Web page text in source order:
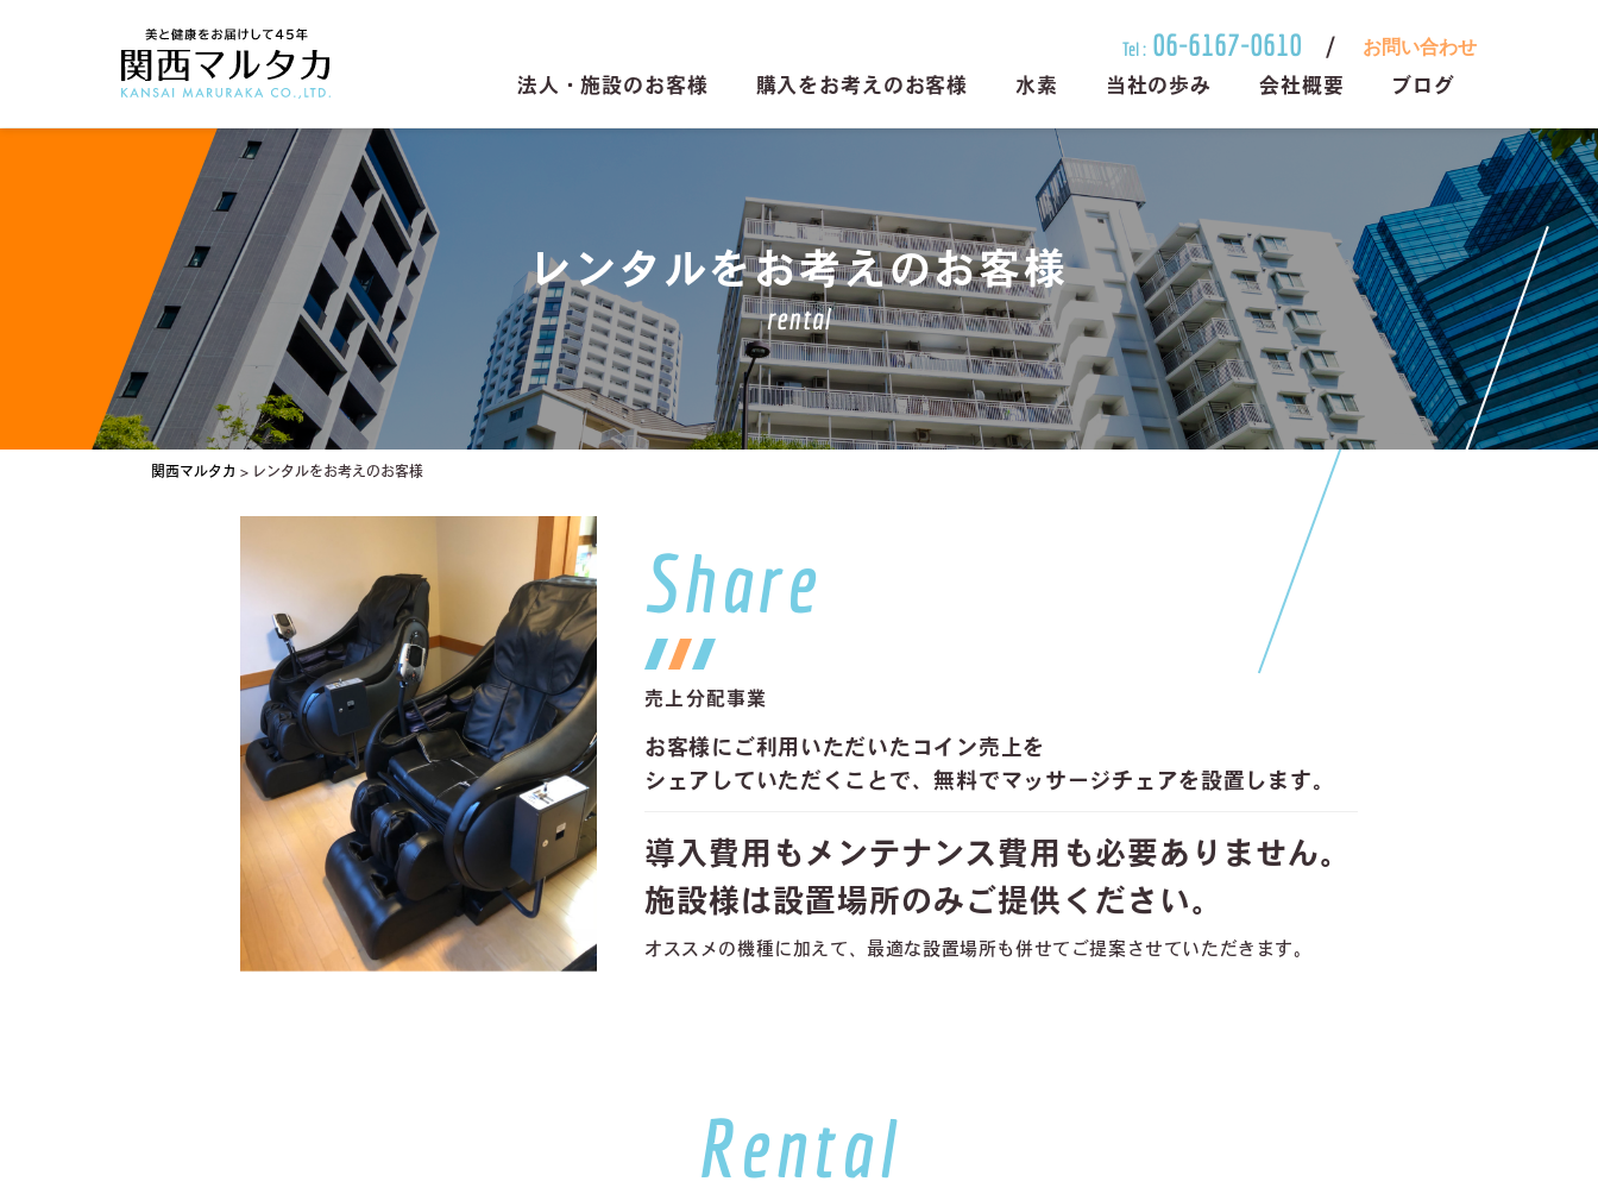
Tel : 06-6167-0610 お問い合わせ
法人・施設のお客様 購入をお考えのお客様 水素 当社の歩み 会社概要 ブログ
レンタルをお考えのお客様
rental
関西マルタカ > レンタルをお考えのお客様
Share
売上分配事業
お客様にご利用いただいたコイン売上を
シェアしていただくことで、無料でマッサージチェアを設置します。
導入費用もメンテナンス費用も必要ありません。
施設様は設置場所のみご提供ください。
オススメの機種に加えて、最適な設置場所も併せてご提案させていただきます。
Rental